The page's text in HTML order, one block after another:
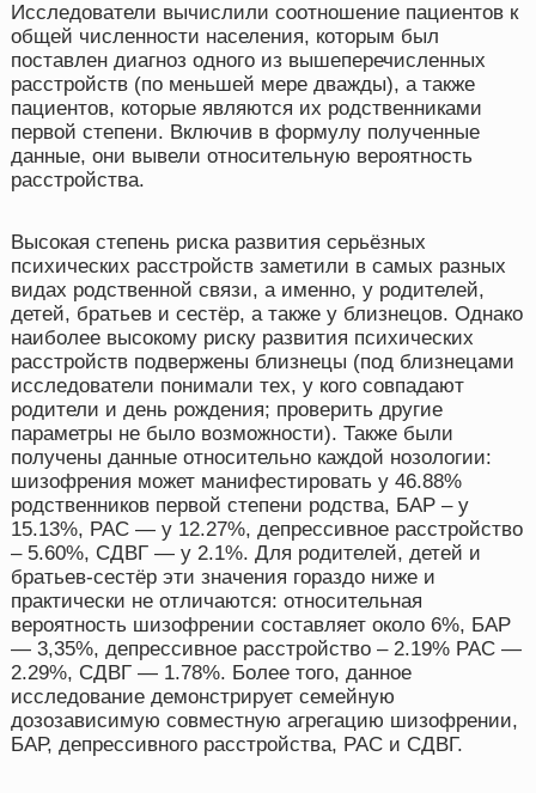
Исследователи вычислили соотношение пациентов к
общей численности населения, которым был
поставлен диагноз одного из вышеперечисленных
расстройств (по меньшей мере дважды), а также
пациентов, которые являются их родственниками
первой степени. Включив в формулу полученные
данные, они вывели относительную вероятность
расстройства.
Высокая степень риска развития серьёзных
психических расстройств заметили в самых разных
видах родственной связи, а именно, у родителей,
детей, братьев и сестёр, а также у близнецов. Однако
наиболее высокому риску развития психических
расстройств подвержены близнецы (под близнецами
исследователи понимали тех, у кого совпадают
родители и день рождения; проверить другие
параметры не было возможности). Также были
получены данные относительно каждой нозологии:
шизофрения может манифестировать у 46.88%
родственников первой степени родства, БАР – у
15.13%, РАС — у 12.27%, депрессивное расстройство
– 5.60%, СДВГ — у 2.1%. Для родителей, детей и
братьев-сестёр эти значения гораздо ниже и
практически не отличаются: относительная
вероятность шизофрении составляет около 6%, БАР
— 3,35%, депрессивное расстройство – 2.19% РАС —
2.29%, СДВГ — 1.78%. Более того, данное
исследование демонстрирует семейную
дозозависимую совместную агрегацию шизофрении,
БАР, депрессивного расстройства, РАС и СДВГ.